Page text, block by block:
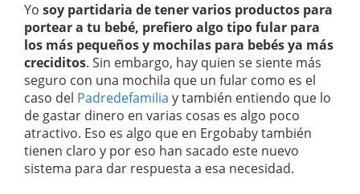
Yo soy partidaria de tener varios productos para
portear a tu bebé, prefiero algo tipo fular para
los más pequeños y mochilas para bebés ya más
creciditos. Sin embargo, hay quien se siente más
seguro con una mochila que un fular como es el
caso del Padredefamilia y también entiendo que lo
de gastar dinero en varias cosas es algo poco
atractivo. Eso es algo que en Ergobaby también
tienen claro y por eso han sacado este nuevo
sistema para dar respuesta a esa necesidad.